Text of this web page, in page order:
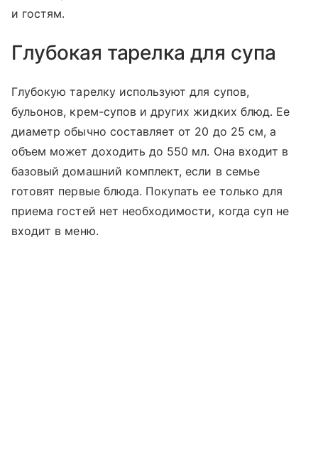
и гостям.
Глубокая тарелка для супа
Глубокую тарелку используют для супов,
бульонов, крем-супов и других жидких блюд. Ее
диаметр обычно составляет от 20 до 25 см, а
объем может доходить до 550 мл. Она входит в
базовый домашний комплект, если в семье
готовят первые блюда. Покупать ее только для
приема гостей нет необходимости, когда суп не
входит в меню.